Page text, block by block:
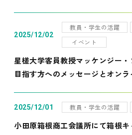
2025/12/02
教員・学生の活躍
イベント
星槎大学客員教授マッケンジー
目指す方へのメッセージとオン
2025/12/01 教員・学生の活躍
小田原箱根商工会議所にて箱根